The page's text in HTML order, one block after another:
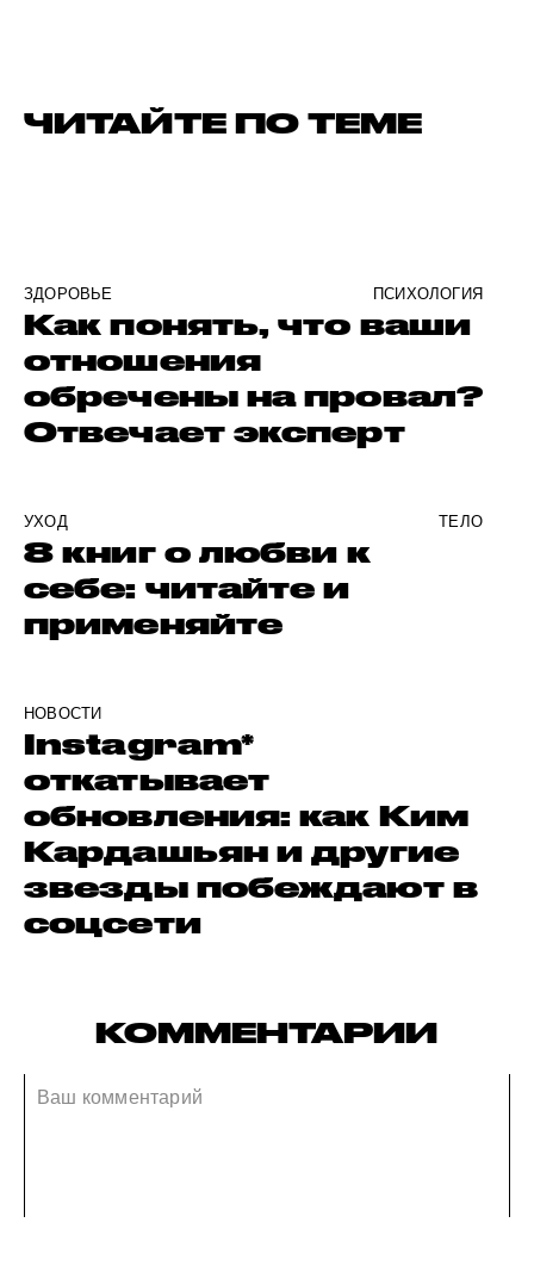
ЧИТАЙТЕ ПО ТЕМЕ
ЗДОРОВЬЕ ПСИХОЛОГИЯ
Как понять, что ваши
отношения
обречены на провал?
Отвечает эксперт
УХОД ТЕЛО
8 книг о любви к
себе: читайте и
применяйте
НОВОСТИ
Instagram*
откатывает
обновления: как Ким
Кардашьян и другие
звезды побеждают в
соцсети
КОММЕНТАРИИ